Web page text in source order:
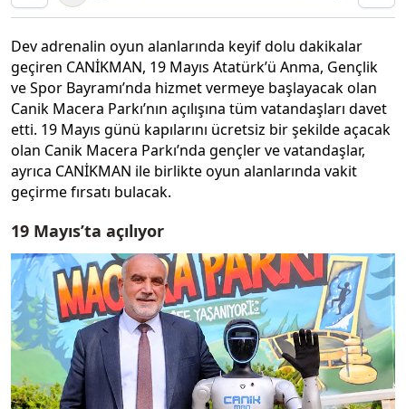
Dev adrenalin oyun alanlarında keyif dolu dakikalar
geçiren CANİKMAN, 19 Mayıs Atatürk’ü Anma, Gençlik
ve Spor Bayramı’nda hizmet vermeye başlayacak olan
Canik Macera Parkı’nın açılışına tüm vatandaşları davet
etti. 19 Mayıs günü kapılarını ücretsiz bir şekilde açacak
olan Canik Macera Parkı’nda gençler ve vatandaşlar,
ayrıca CANİKMAN ile birlikte oyun alanlarında vakit
geçirme fırsatı bulacak.
19 Mayıs’ta açılıyor